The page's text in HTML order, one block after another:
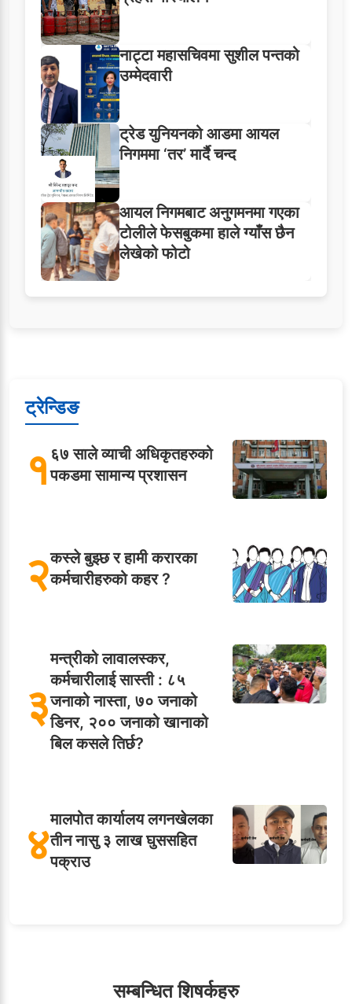
नाट्टा महासचिवमा सुशील पन्तको
उम्मेदवारी
ट्रेड युनियनको आडमा आयल
निगममा ‘तर’ मार्दै चन्द
आयल निगमबाट अनुगमनमा गएका
टोलीले फेसबुकमा हाले ग्याँस छैन
लेखेको फोटो
ट्रेन्डिङ
१६७ साले व्याची अधिकृतहरुको
पकडमा सामान्य प्रशासन
२कस्ले बुझ्छ र हामी करारका
कर्मचारीहरुको कहर ?
३
मन्त्रीको लावालस्कर,
कर्मचारीलाई सास्ती : ८५
जनाको नास्ता, ७० जनाको
डिनर, २०० जनाको खानाको
बिल कसले तिर्छ?
४मालपोत कार्यालय लगनखेलका
तीन नासु ३ लाख घुससहित
पक्राउ
सम्बन्धित शिषर्कहरु